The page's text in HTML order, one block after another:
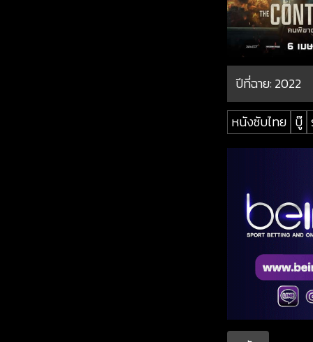
ปีที่ฉาย:2022
หนังซับไทย บู๊